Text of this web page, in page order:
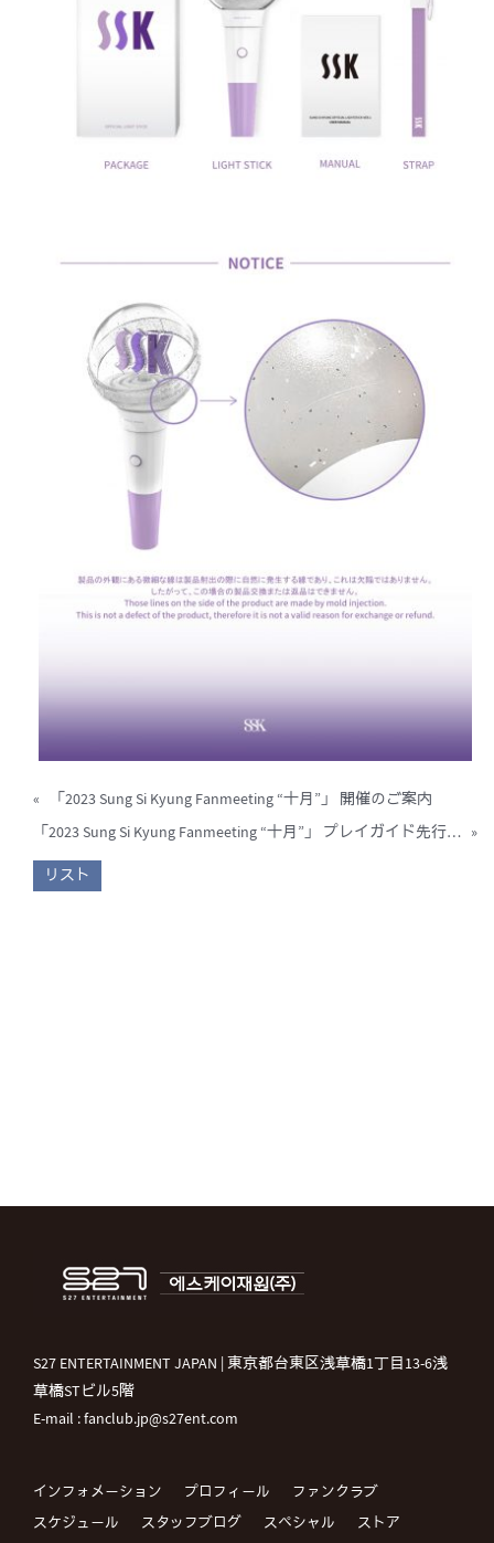
«
「2023 Sung Si Kyung Fanmeeting “十月”」 開催のご案内
「2023 Sung Si Kyung Fanmeeting “十月”」 プレイガイド先行受付のご案内 »
リスト
S27 ENTERTAINMENT JAPAN | 東京都台東区浅草橋1丁目13-6浅
草橋STビル5階
E-mail : fanclub.jp@s27ent.com
インフォメーション プロフィール
ファンクラブ
スケジュール
スタッフブログ スペシャル ストア